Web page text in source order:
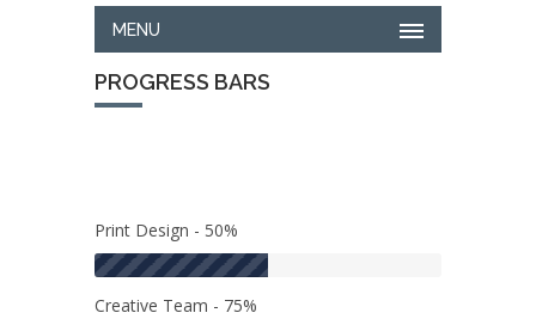
MENU
PROGRESS BARS
Print Design - 50%
Creative Team - 75%